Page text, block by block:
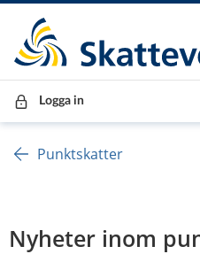
Till innehåll
Till navigationen
Till chattrobot
Logga in
Punktskatter
Nyheter inom